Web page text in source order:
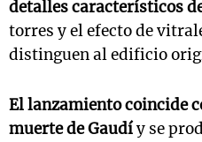
detalles característicos
torres y el efecto de
distinguen al edificio
El lanzamiento coincide
muerte de Gaudíy se